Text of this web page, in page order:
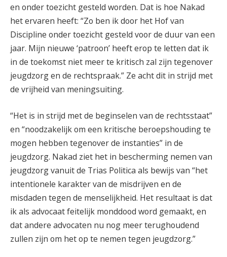
en onder toezicht gesteld worden. Dat is hoe Nakad
het ervaren heeft: “Zo ben ik door het Hof van
Discipline onder toezicht gesteld voor de duur van een
jaar. Mijn nieuwe ‘patroon’ heeft erop te letten dat ik
in de toekomst niet meer te kritisch zal zijn tegenover
jeugdzorg en de rechtspraak.” Ze acht dit in strijd met
de vrijheid van meningsuiting.
“Het is in strijd met de beginselen van de rechtsstaat”
en “noodzakelijk om een kritische beroepshouding te
mogen hebben tegenover de instanties” in de
jeugdzorg. Nakad ziet het in bescherming nemen van
jeugdzorg vanuit de Trias Politica als bewijs van “het
intentionele karakter van de misdrijven en de
misdaden tegen de menselijkheid. Het resultaat is dat
ik als advocaat feitelijk monddood word gemaakt, en
dat andere advocaten nu nog meer terughoudend
zullen zijn om het op te nemen tegen jeugdzorg.”